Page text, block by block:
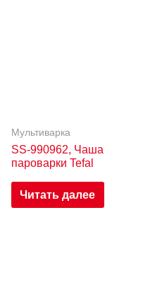
Мультиварка
SS-990962, Чаша
пароварки Tefal
Читать далее